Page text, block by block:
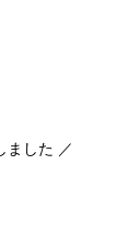
ました ／